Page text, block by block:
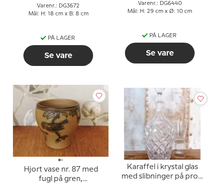
Varenr.: DG3672
Mål: H: 18 cm x B: 8 cm
PÅ LAGER
Se vare
Varenr.: DG6440
Mål: H: 29 cm x Ø: 10 cm
PÅ LAGER
Se vare
Hjort vase nr. 87 med
fugl på gren,
Karaffel i krystal glas
med slibninger på prop